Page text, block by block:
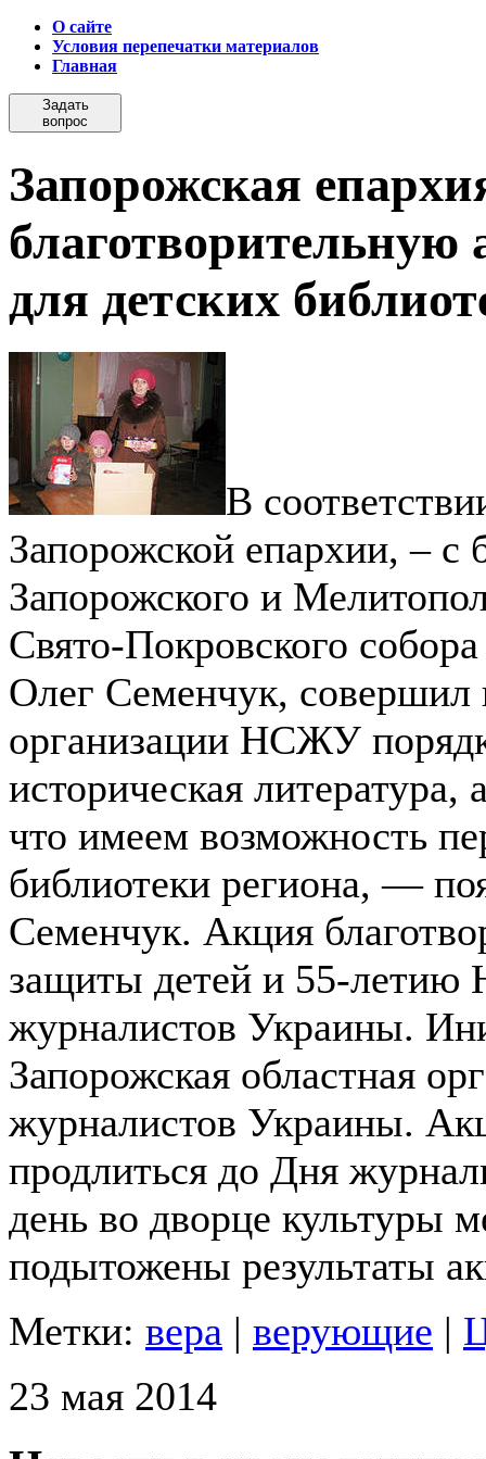
О сайте
Условия перепечатки материалов
Главная
Задать
вопрос
Запорожская
для детских
В
Запорожской епархии, – с
Запорожского и
Свято-Покровского
Олег Семенчук, совершил
организации НСЖУ
историческая
что имеем возможность
библиотеки региона, —
Семенчук. Акция
защиты детей и 55-летию
журналистов Украины.
Запорожская областная
журналистов Украины.
продлиться до Дня
день во дворце культуры
подытожены результаты
Метки: вера | верующие |
23 мая 2014